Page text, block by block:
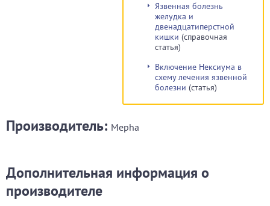
Язвенная болезнь
желудка и
двенадцатиперстной
кишки (справочная
статья)
Включение Нексиума в
схему лечения язвенной
болезни (статья)
Производитель: Mepha
Дополнительная информация о
производителе